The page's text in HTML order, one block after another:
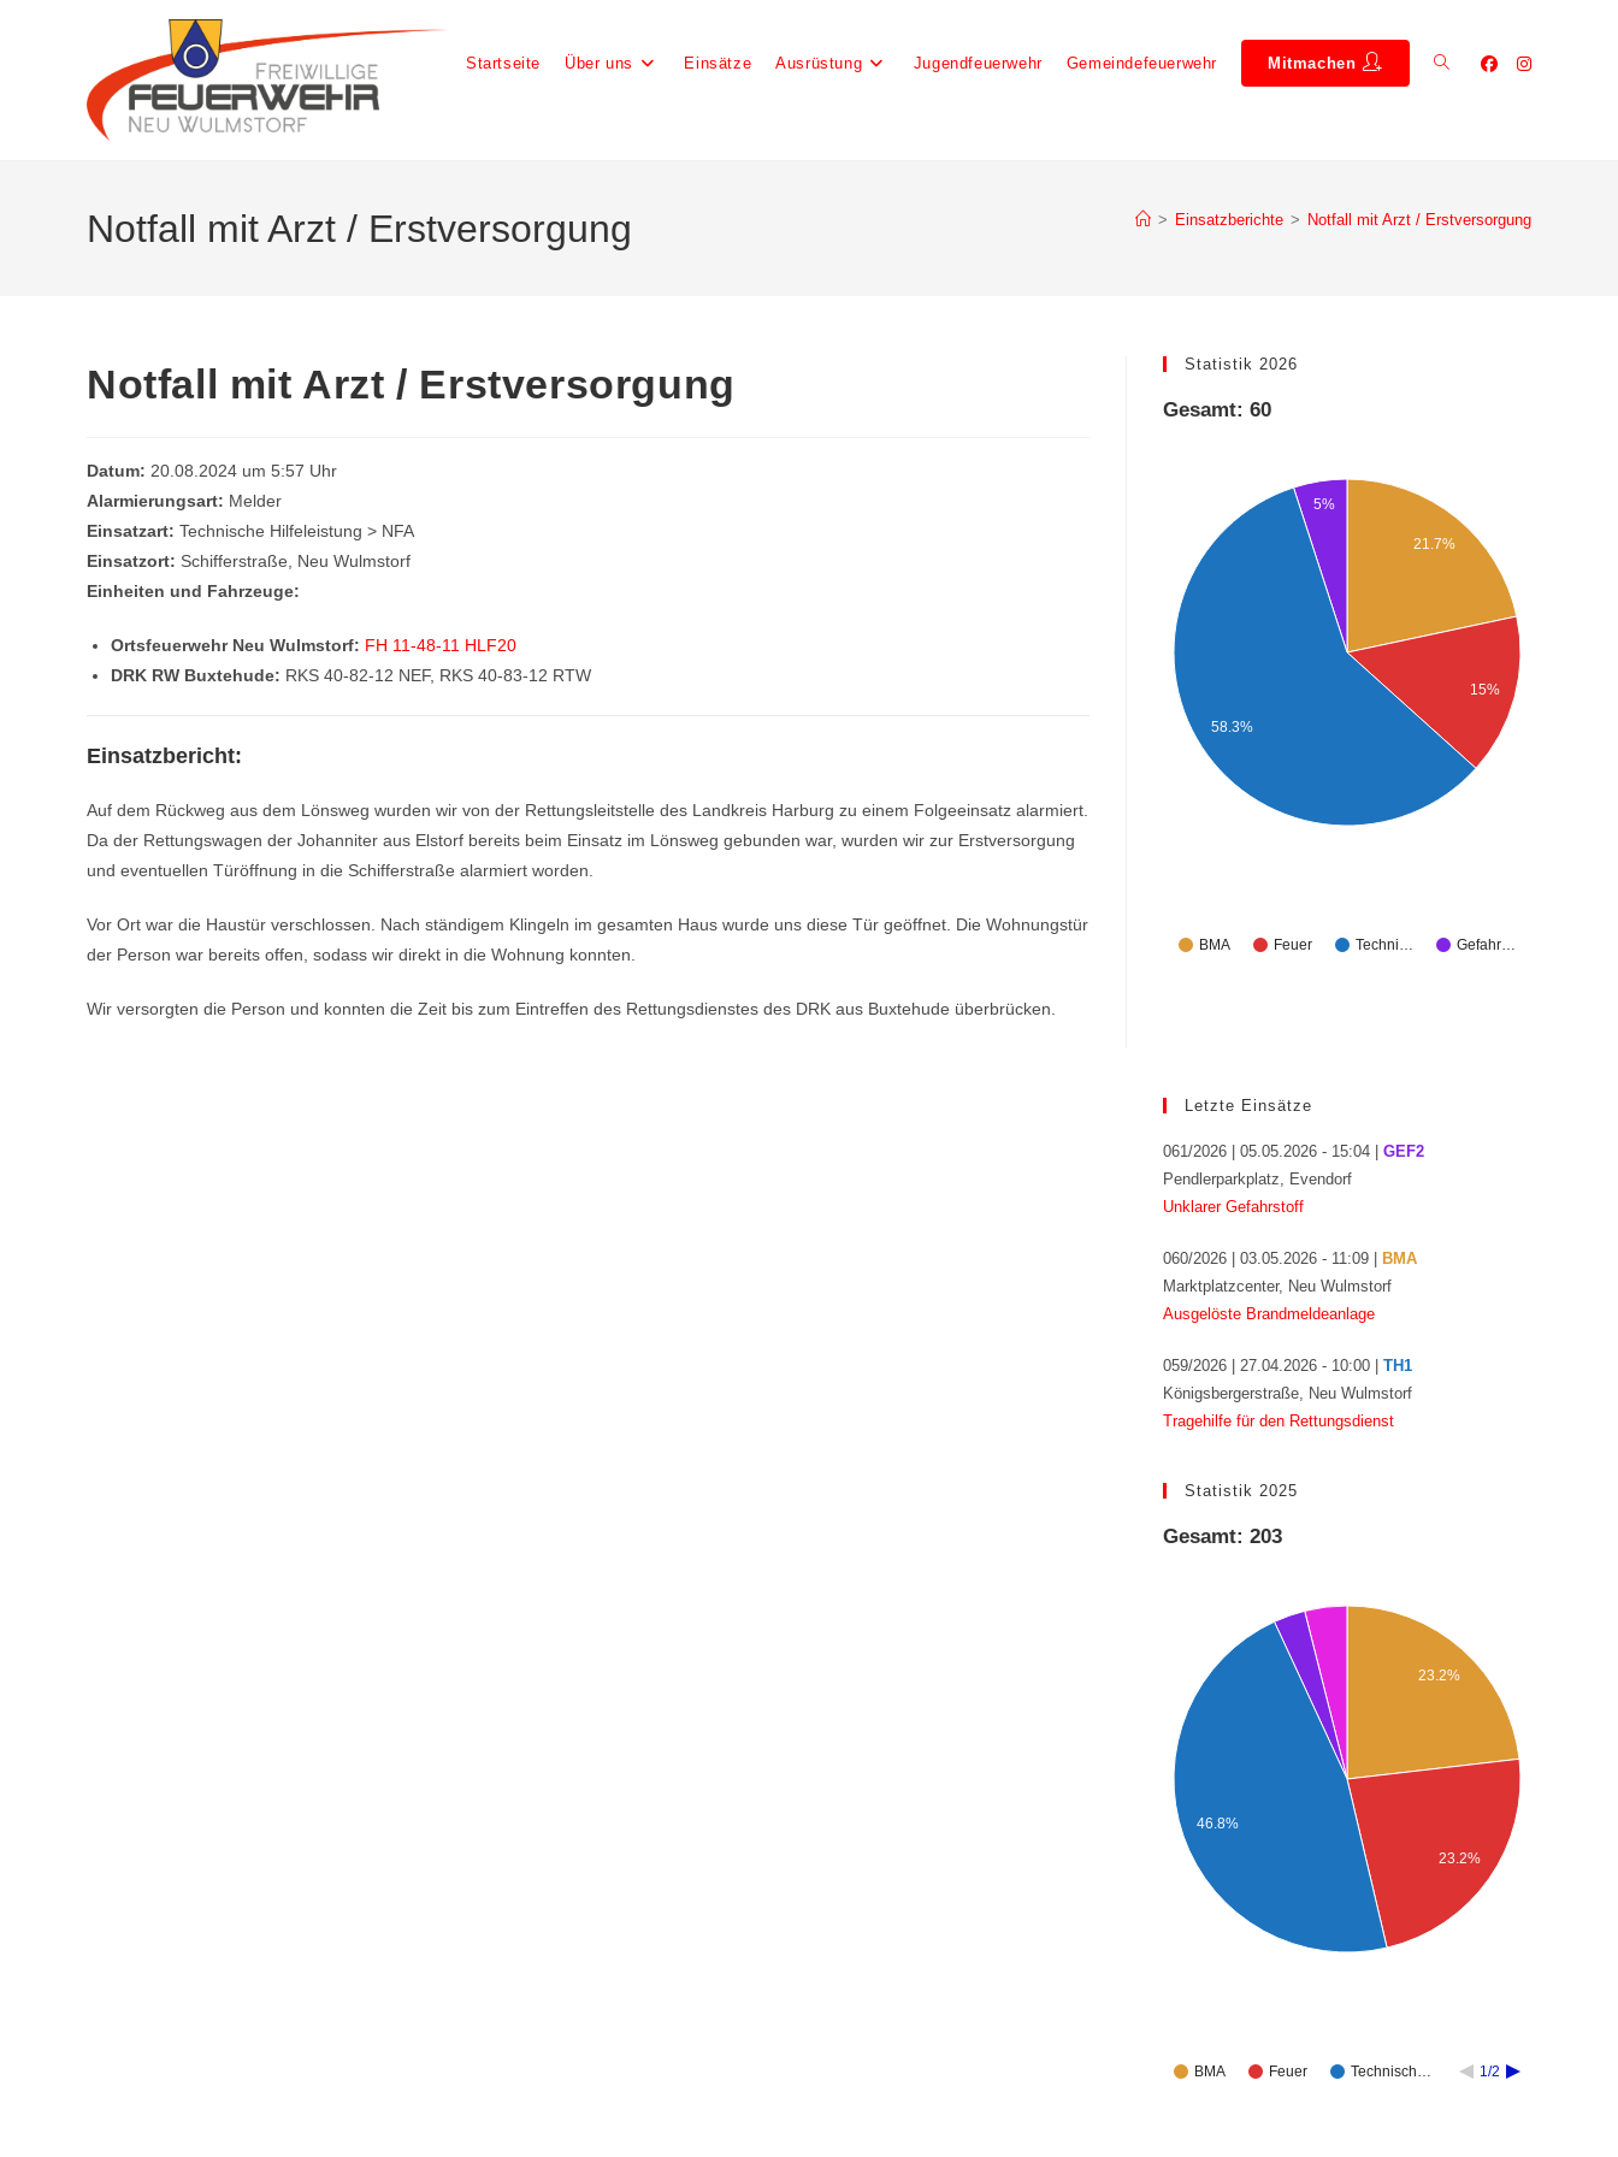
Startseite Über uns Einsätze Ausrüstung Jugendfeuerwehr Gemeindefeuerwehr Mitmachen
Notfall mit Arzt / Erstversorgung > Einsatzberichte > Notfall mit Arzt / Erstversorgung
Notfall mit Arzt / Erstversorgung
Datum: 20.08.2024 um 5:57 Uhr
Alarmierungsart: Melder
Einsatzart: Technische Hilfeleistung > NFA
Einsatzort: Schifferstraße, Neu Wulmstorf
Einheiten und Fahrzeuge:
Ortsfeuerwehr Neu Wulmstorf: FH 11-48-11 HLF20
DRK RW Buxtehude: RKS 40-82-12 NEF, RKS 40-83-12 RTW
Einsatzbericht:
Auf dem Rückweg aus dem Lönsweg wurden wir von der Rettungsleitstelle des Landkreis Harburg zu einem Folgeeinsatz alarmiert.
Da der Rettungswagen der Johanniter aus Elstorf bereits beim Einsatz im Lönsweg gebunden war, wurden wir zur Erstversorgung
und eventuellen Türöffnung in die Schifferstraße alarmiert worden.
Vor Ort war die Haustür verschlossen. Nach ständigem Klingeln im gesamten Haus wurde uns diese Tür geöffnet. Die Wohnungstür
der Person war bereits offen, sodass wir direkt in die Wohnung konnten.
Wir versorgten die Person und konnten die Zeit bis zum Eintreffen des Rettungsdienstes des DRK aus Buxtehude überbrücken.
Statistik 2026
Gesamt: 60
BMA Feuer Techni… Gefahr…
21.7%
15%
5%
58.3%
Letzte Einsätze
061/2026 | 05.05.2026 - 15:04 | GEF2
Pendlerparkplatz, Evendorf
Unklarer Gefahrstoff
060/2026 | 03.05.2026 - 11:09 |
BMA
Marktplatzcenter, Neu Wulmstorf
Ausgelöste Brandmeldeanlage
059/2026 | 27.04.2026 - 10:00 | TH1
Königsbergerstraße, Neu Wulmstorf
Tragehilfe für den Rettungsdienst
Statistik 2025
Gesamt: 203
BMA Feuer Technisch… 1/2
23.2%
23.2%
46.8%